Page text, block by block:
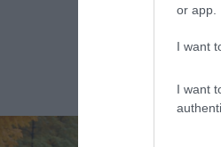
or app.
I want
I want